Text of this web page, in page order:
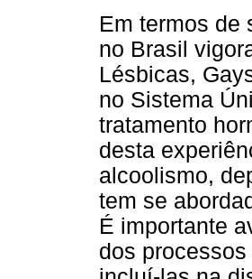
Em termos de
no Brasil
Lésbicas,
no Sistema
tratamento
desta
alcoolismo,
tem se
É importante
dos